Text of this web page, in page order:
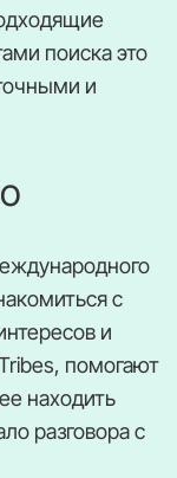
поиска это
и
с
и
помогают
находить
разговора с